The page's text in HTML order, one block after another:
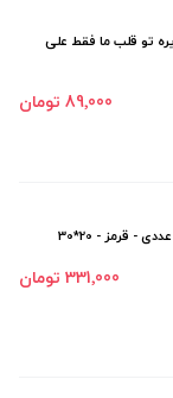
تو قلب ما فقط علی
89٬000 تومان
331٬000 تومان